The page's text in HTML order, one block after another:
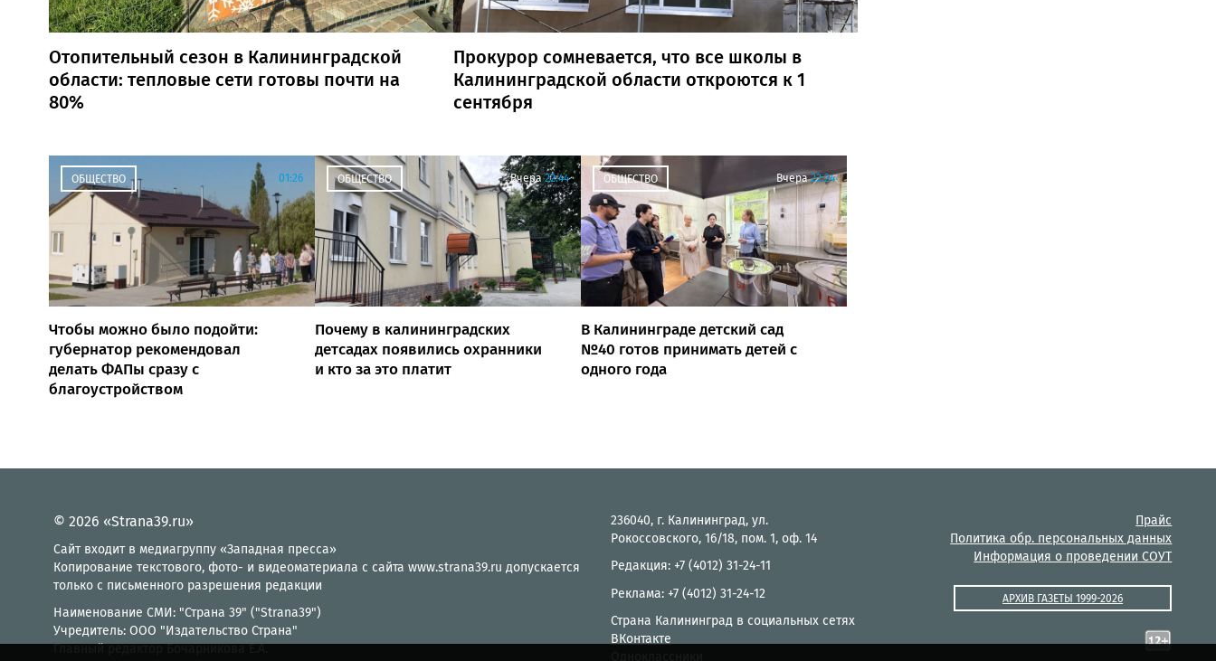
Отопительный сезон в Калининградской
области: тепловые сети готовы почти на
80%
Прокурор сомневается, что все школы в
Калининградской области откроются к 1
сентября
ОБЩЕСТВО 01:26
Чтобы можно было подойти:
губернатор рекомендовал
делать ФАПы сразу с
благоустройством
ОБЩЕСТВО Вчера 22:44
Почему в калининградских
детсадах появились охранники
и кто за это платит
ОБЩЕСТВО Вчера 22:24
В Калининграде детский сад
№40 готов принимать детей с
одного года
© 2026 «Strana39.ru»
Сайт входит в медиагруппу «Западная пресса»
Копирование текстового, фото- и видеоматериала с сайта www.strana39.ru допускается
только с письменного разрешения редакции
Наименование СМИ: "Страна 39" ("Strana39")
Учредитель: ООО "Издательство Страна"
Главный редактор Бочарникова Е.А.
236040, г. Калининград, ул.
Рокоссовского, 16/18, пом. 1, оф. 14
Редакция: +7 (4012) 31-24-11
Реклама: +7 (4012) 31-24-12
Страна Калининград в социальных сетях
ВКонтакте
Прайс
Политика обр. персональных данных
Информация о проведении СОУТ
АРХИВ ГАЗЕТЫ 1999-2026